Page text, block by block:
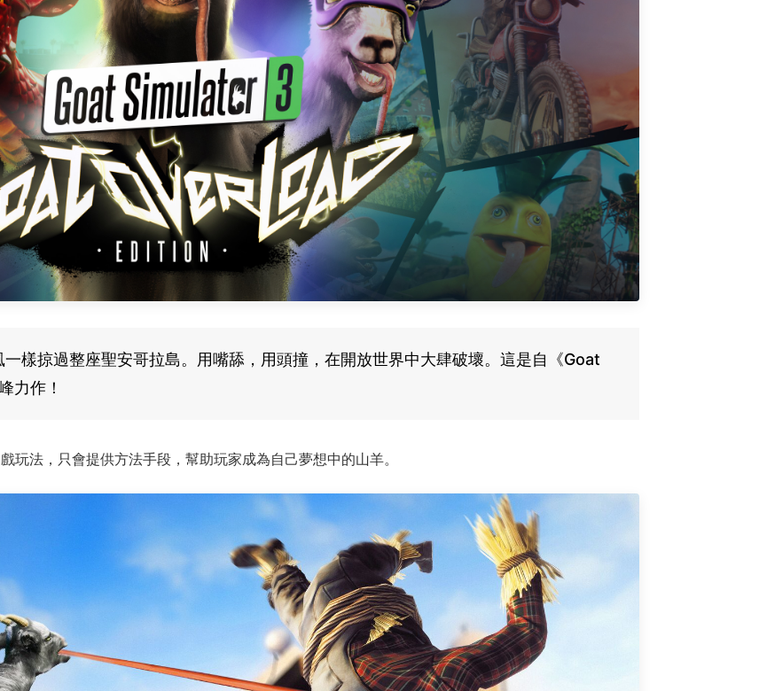
樣掠過整座聖安哥拉島。用嘴舔，用頭撞，在開放世界中大肆破壞。這是自《Goat
力作！
玩法，只會提供方法手段，幫助玩家成為自己夢想中的山羊。